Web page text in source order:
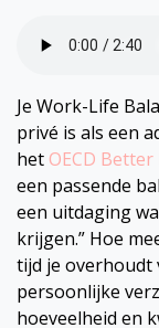
Je Work-Life
privé is als een
het OECD
een passende
een uitdaging
krijgen.” Hoe
tijd je overhoudt
persoonlijke
hoeveelheid en